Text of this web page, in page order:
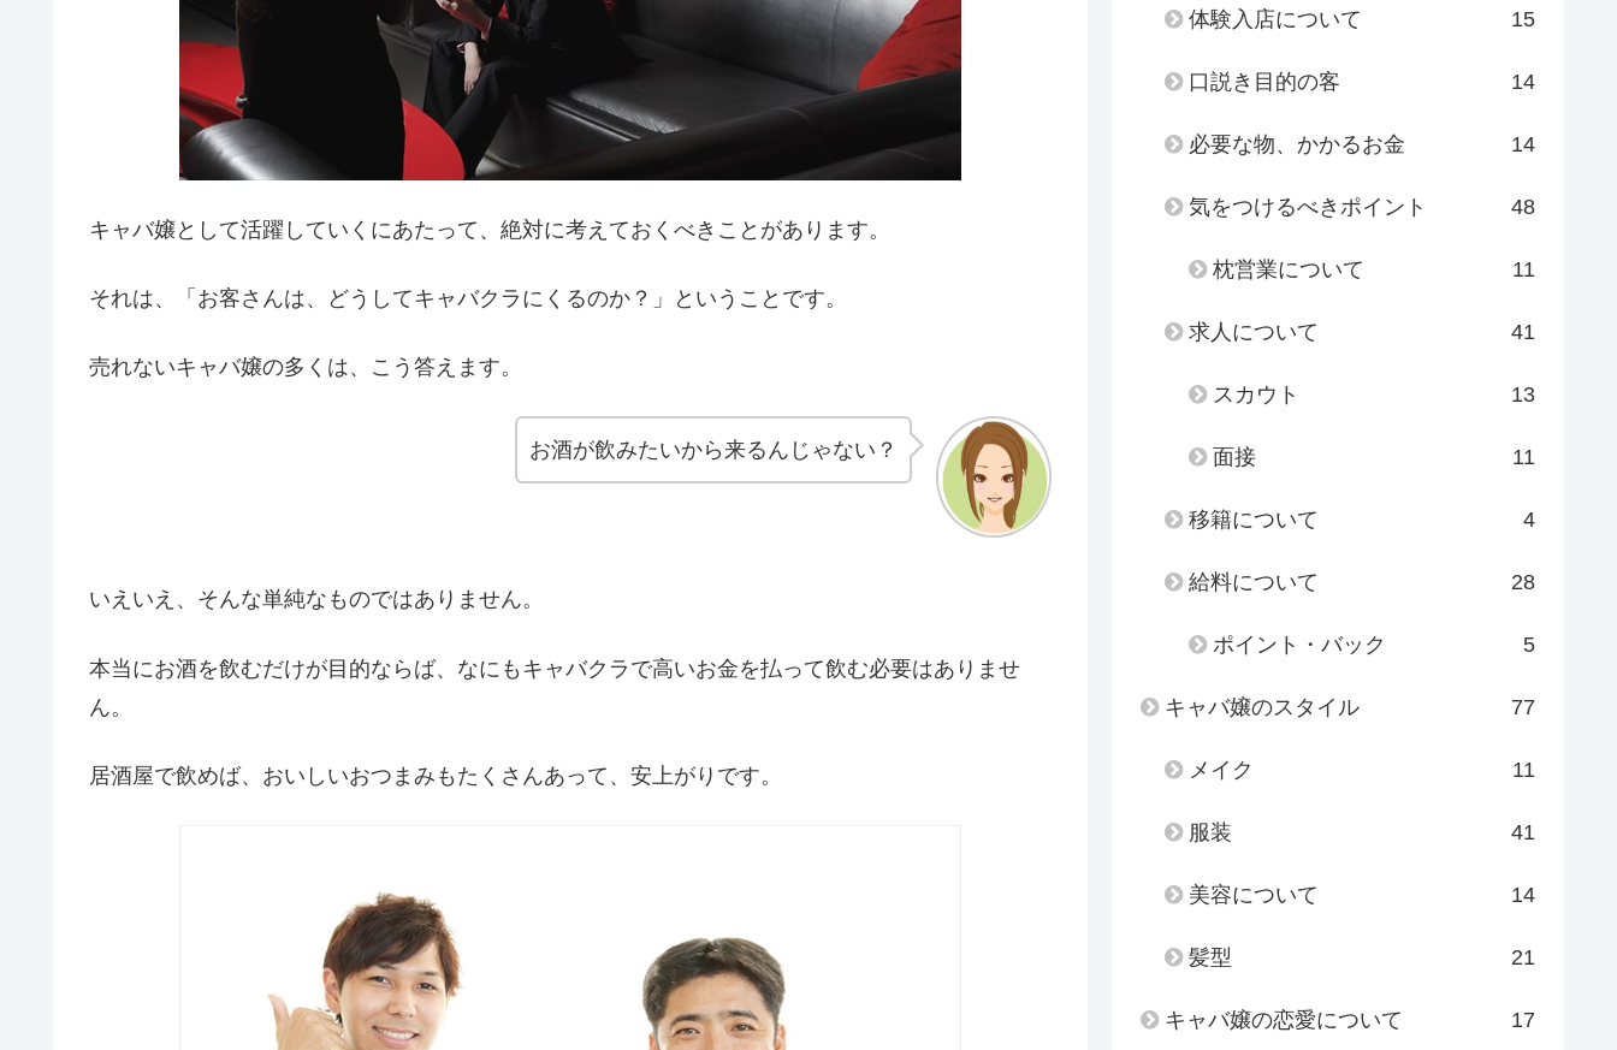
キャバ嬢として活躍していくにあたって、絶対に考えておくべきことがあります。
それは、「お客さんは、どうしてキャバクラにくるのか？」ということです。
売れないキャバ嬢の多くは、こう答えます。
お酒が飲みたいから来るんじゃない？
いえいえ、そんな単純なものではありません。
本当にお酒を飲むだけが目的ならば、なにもキャバクラで高いお金を払って飲む必要はありませ
ん。
居酒屋で飲めば、おいしいおつまみもたくさんあって、安上がりです。
体験入店について 15
口説き目的の客 14
必要な物、かかるお金 14
気をつけるべきポイント 48
枕営業について 11
求人について 41
スカウト 13
面接 11
移籍について 4
給料について 28
ポイント・バック 5
キャバ嬢のスタイル 77
メイク 11
服装 41
美容について 14
髪型 21
キャバ嬢の恋愛について 17